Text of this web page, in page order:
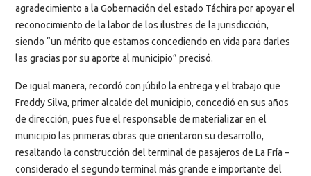
agradecimiento a la Gobernación del estado Táchira por apoyar el
reconocimiento de la labor de los ilustres de la jurisdicción,
siendo “un mérito que estamos concediendo en vida para darles
las gracias por su aporte al municipio” precisó.
De igual manera, recordó con júbilo la entrega y el trabajo que
Freddy Silva, primer alcalde del municipio, concedió en sus años
de dirección, pues fue el responsable de materializar en el
municipio las primeras obras que orientaron su desarrollo,
resaltando la construcción del terminal de pasajeros de La Fría –
considerado el segundo terminal más grande e importante del